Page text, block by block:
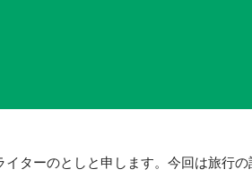
ターのとしと申します。今回は旅行